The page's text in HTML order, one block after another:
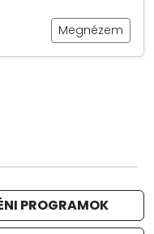
Megnézem
PROGRAMOK